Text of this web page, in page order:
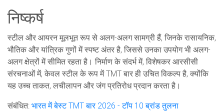
निष्कर्ष
स्टील और आयरन मूलभूत रूप से अलग-अलग सामग्री हैं, जिनके रासायनिक,
भौतिक और यांत्रिक गुणों में स्पष्ट अंतर है, जिससे उनका उपयोग भी अलग-
अलग क्षेत्रों में सीमित रहता है। निर्माण के संदर्भ में, विशेषकर आरसीसी
संरचनाओं में, केवल स्टील के रूप में TMT बार ही उचित विकल्प है, क्योंकि
यह उच्च ताकत, लचीलापन और जंग प्रतिरोध प्रदान करता है।
संबंधित: भारत में बेस्ट TMT बार 2026 - टॉप 10 ब्रांड तुलना